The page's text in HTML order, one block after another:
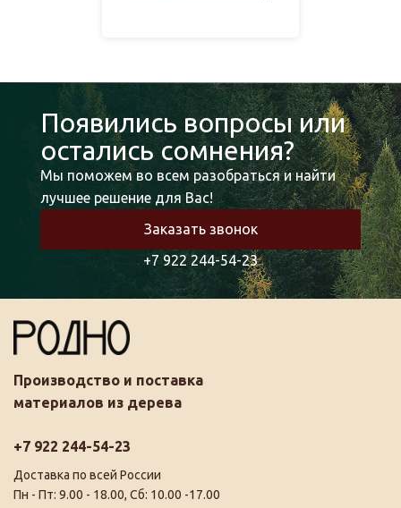
Появились вопросы или
остались сомнения?
Мы поможем во всем разобраться и найти
лучшее решение для Вас!
Заказать звонок
+7 922 244-54-23
Производство и поставка
материалов из дерева
+7 922 244-54-23
Доставка по всей России
Пн - Пт: 9.00 - 18.00, Сб: 10.00 -17.00